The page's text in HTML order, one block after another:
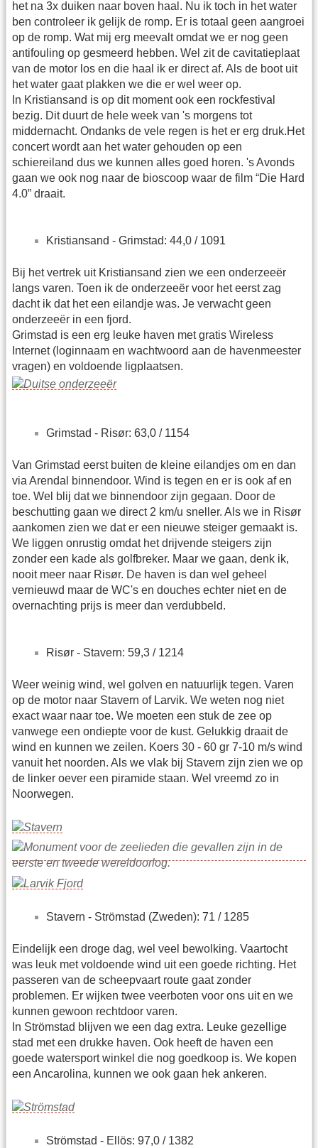
het na 3x duiken naar boven haal. Nu ik toch in het water
ben controleer ik gelijk de romp. Er is totaal geen aangroei
op de romp. Wat mij erg meevalt omdat we er nog geen
antifouling op gesmeerd hebben. Wel zit de cavitatieplaat
van de motor los en die haal ik er direct af. Als de boot uit
het water gaat plakken we die er wel weer op.
In Kristiansand is op dit moment ook een rockfestival
bezig. Dit duurt de hele week van 's morgens tot
middernacht. Ondanks de vele regen is het er erg druk.Het
concert wordt aan het water gehouden op een
schiereiland dus we kunnen alles goed horen. 's Avonds
gaan we ook nog naar de bioscoop waar de film “Die Hard
4.0” draait.
Kristiansand - Grimstad: 44,0 / 1091
Bij het vertrek uit Kristiansand zien we een onderzeeër
langs varen. Toen ik de onderzeeër voor het eerst zag
dacht ik dat het een eilandje was. Je verwacht geen
onderzeeër in een fjord.
Grimstad is een erg leuke haven met gratis Wireless
Internet (loginnaam en wachtwoord aan de havenmeester
vragen) en voldoende ligplaatsen.
Grimstad - Risør: 63,0 / 1154
Van Grimstad eerst buiten de kleine eilandjes om en dan
via Arendal binnendoor. Wind is tegen en er is ook af en
toe. Wel blij dat we binnendoor zijn gegaan. Door de
beschutting gaan we direct 2 km/u sneller. Als we in Risør
aankomen zien we dat er een nieuwe steiger gemaakt is.
We liggen onrustig omdat het drijvende steigers zijn
zonder een kade als golfbreker. Maar we gaan, denk ik,
nooit meer naar Risør. De haven is dan wel geheel
vernieuwd maar de WC's en douches echter niet en de
overnachting prijs is meer dan verdubbeld.
Risør - Stavern: 59,3 / 1214
Weer weinig wind, wel golven en natuurlijk tegen. Varen
op de motor naar Stavern of Larvik. We weten nog niet
exact waar naar toe. We moeten een stuk de zee op
vanwege een ondiepte voor de kust. Gelukkig draait de
wind en kunnen we zeilen. Koers 30 - 60 gr 7-10 m/s wind
vanuit het noorden. Als we vlak bij Stavern zijn zien we op
de linker oever een piramide staan. Wel vreemd zo in
Noorwegen.
Stavern - Strömstad (Zweden): 71 / 1285
Eindelijk een droge dag, wel veel bewolking. Vaartocht
was leuk met voldoende wind uit een goede richting. Het
passeren van de scheepvaart route gaat zonder
problemen. Er wijken twee veerboten voor ons uit en we
kunnen gewoon rechtdoor varen.
In Strömstad blijven we een dag extra. Leuke gezellige
stad met een drukke haven. Ook heeft de haven een
goede watersport winkel die nog goedkoop is. We kopen
een Ancarolina, kunnen we ook gaan hek ankeren.
Strömstad - Ellös: 97,0 / 1382